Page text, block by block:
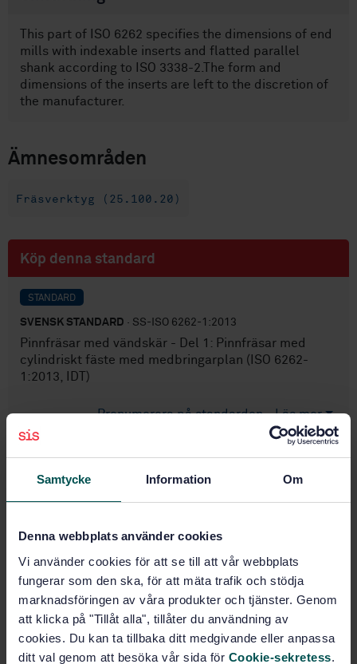
Samtycke Information Om
Denna webbplats använder cookies
Vi använder cookies för att se till att vår webbplats
fungerar som den ska, för att mäta trafik och stödja
marknadsföringen av våra produkter och tjänster. Genom
att klicka på "Tillåt alla", tillåter du användning av
cookies. Du kan ta tillbaka ditt medgivande eller anpassa
ditt val genom att besöka vår sida för Cookie-sekretess.
This part of ISO 6262 specifies the dimensions of end
mills with indexable inserts and flatted parallel
shank according to ISO 3338-2.The form and
dimensions of the inserts are left to the discretion of
the manufacturer.
Ämnesområden
Fräsverktyg (25.100.20)
Köp denna standard
STANDARD
SVENSK STANDARD · SS-ISO 6262-1:2013
Pinnfräsar med vändskär - Del 1: Pinnfräsar med
cylindriskt fäste med medbringarplan (ISO 6262-
1:2013, IDT)
Prenumerera på standarden - Läs mer
Pris:687 SEK
Produktinformation
Språk: Engelska
Framtagen av:
Verktyg för slipande och
skärande bearbetning samt pressning,